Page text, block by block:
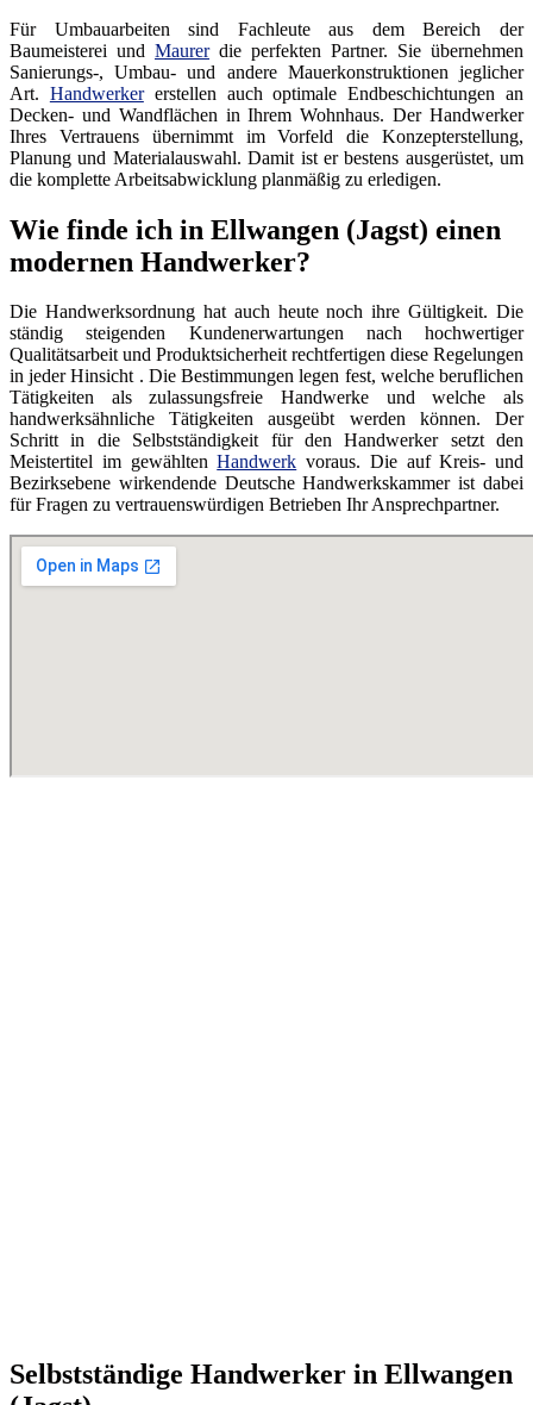
Für Umbauarbeiten sind Fachleute aus dem Bereich der
Baumeisterei und Maurerdie perfekten Partner. Sie übernehmen
Sanierungs-, Umbau- und andere Mauerkonstruktionen jeglicher
Art. Handwerkererstellen auch optimale Endbeschichtungen an
Decken- und Wandflächen in Ihrem Wohnhaus. Der Handwerker
Ihres Vertrauens übernimmt im Vorfeld die Konzepterstellung,
Planung und Materialauswahl. Damit ist er bestens ausgerüstet, um
die komplette Arbeitsabwicklung planmäßig zu erledigen.
Wie finde ich in Ellwangen (Jagst) einen
modernen Handwerker?
Die Handwerksordnung hat auch heute noch ihre Gültigkeit. Die
ständig steigenden Kundenerwartungen nach hochwertiger
Qualitätsarbeit und Produktsicherheit rechtfertigen diese Regelungen
in jeder Hinsicht . Die Bestimmungen legen fest, welche beruflichen
Tätigkeiten als zulassungsfreie Handwerke und welche als
handwerksähnliche Tätigkeiten ausgeübt werden können. Der
Schritt in die Selbstständigkeit für den Handwerker setzt den
Meistertitel im gewähltenHandwerk voraus. Die auf Kreis- und
Bezirksebene wirkendende Deutsche Handwerkskammer ist dabei
für Fragen zu vertrauenswürdigen Betrieben Ihr Ansprechpartner.
Selbstständige Handwerker in Ellwangen